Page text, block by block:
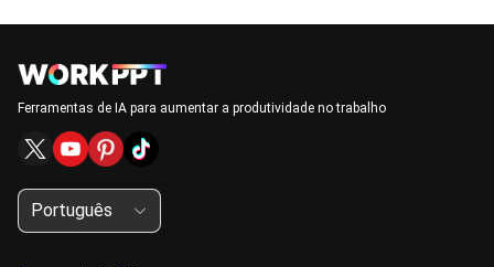
Ferramentas de IA para aumentar a produtividade no trabalho
Português